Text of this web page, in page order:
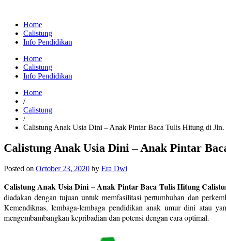
Home
Calistung
Info Pendidikan
Home
Calistung
Info Pendidikan
Home
/
Calistung
/
Calistung Anak Usia Dini – Anak Pintar Baca Tulis Hitung di Jln.
Calistung Anak Usia Dini – Anak Pintar
Posted on October 23, 2020 by Era Dwi
Calistung Anak Usia Dini – Anak Pintar Baca Tulis Hitung
diadakan dengan tujuan untuk memfasilitasi pertumbuhan dan
Kemendiknas, lembaga-lembaga pendidikan anak umur dini atau
mengembambangkan kepribadian dan potensi dengan cara optimal.